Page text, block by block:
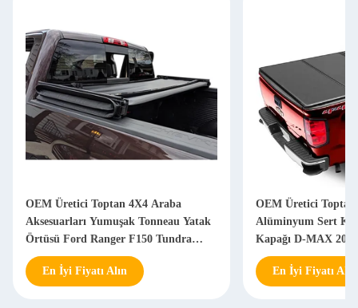
OEM Üretici Toptan 4X4 Araba
Aksesuarları Yumuşak Tonneau Yatak
Örtüsü Ford Ranger F150 Tundra
Tacoma
En İyi Fiyatı Alın
OEM Üretici
Alüminyum Sert
Kapağı D-MAX
En İyi Fiyatı Alın